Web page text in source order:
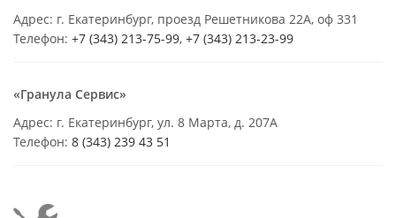
Адрес: г. Екатеринбург, проезд Решетникова 22А, оф 331
Телефон: +7 (343) 213-75-99, +7 (343) 213-23-99
«Гранула Сервис»
Адрес: г. Екатеринбург, ул. 8 Марта, д. 207А
Телефон: 8 (343) 239 43 51